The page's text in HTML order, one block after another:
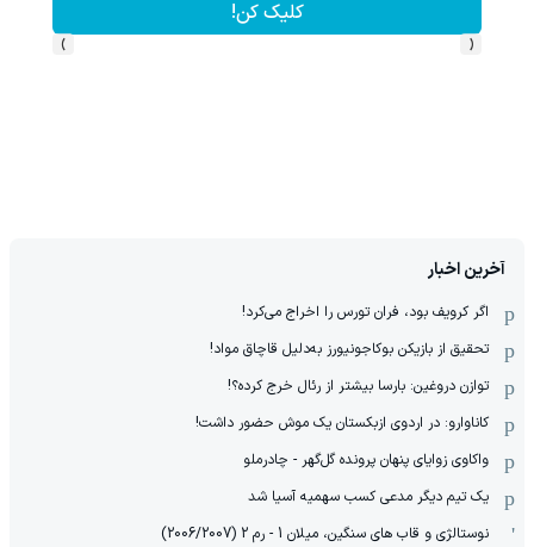
کلیک کن!
‹
›
آخرین اخبار
اگر کرویف بود، فران تورس را اخراج می‌کرد!
تحقیق از بازیکن بوکاجونیورز به‌دلیل قاچاق مواد!
توازن دروغین: بارسا بیشتر از رئال خرج کرده؟!
کاناوارو: در اردوی ازبکستان یک موش حضور داشت!
واکاوی زوایای پنهان پرونده گل‌گهر - چادرملو
یک تیم دیگر مدعی کسب سهمیه آسیا شد
نوستالژی و قاب های سنگین، میلان 1 - رم 2 (2006/2007)